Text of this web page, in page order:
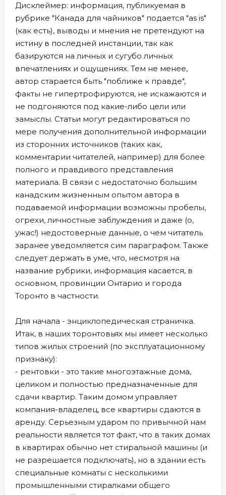
Дисклеймер: информация, публикуемая в
рубрике "Канада для чайников" подается "as is"
(как есть), выводы и мнения не претендуют на
истину в последней инстанции, так как
базируются на личных и сугубо личных
впечатлениях и ощущениях. Тем не менее,
автор старается быть "поближе к правде",
факты не гипертрофируются, не искажаются и
не подгоняются под какие-либо цели или
замыслы. Статьи могут редактироваться по
мере получения дополнительной информации
из сторонних источников (таких как,
комментарии читателей, например) для более
полного и правдивого представления
материала. В связи с недостаточно большим
канадским жизненным опытом автора в
подаваемой информации возможны пробелы,
огрехи, личностные заблуждения и даже (о,
ужас!) недостоверные данные, о чем читатель
заранее уведомляется сим параграфом. Также
следует держать в уме, что, несмотря на
название рубрики, информация касается, в
основном, провинции Онтарио и города
Торонто в частности.
Для начала - энциклопедическая страничка.
Итак, в наших торонтовьях мы имеет несколько
типов жилых строений (по эксплуатационному
признаку):
- рентовки - это такие многоэтажные дома,
целиком и полностью предназначенные для
сдачи квартир. Таким домом управляет
компания-владелец, все квартиры сдаются в
аренду. Серьезным ударом по привычной нам
реальности является тот факт, что в таких домах
в квартирах обычно нет стиральной машины (и
не разрешается подключать), но в здании есть
специальные комнаты с несколькими
промышленными стиралками общего